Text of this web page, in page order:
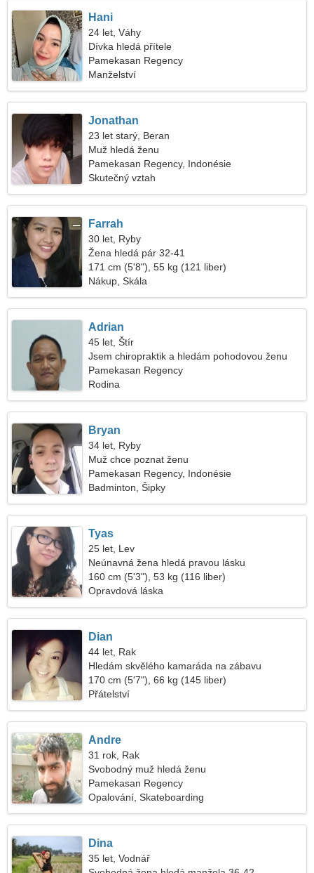
Hani
24 let, Váhy
Dívka hledá přítele
Pamekasan Regency
Manželství
Jonathan
23 let starý, Beran
Muž hledá ženu
Pamekasan Regency, Indonésie
Skutečný vztah
Farrah
30 let, Ryby
Žena hledá pár 32-41
171 cm (5'8"), 55 kg (121 liber)
Nákup, Skála
Adrian
45 let, Štír
Jsem chiropraktik a hledám pohodovou ženu
Pamekasan Regency
Rodina
Bryan
34 let, Ryby
Muž chce poznat ženu
Pamekasan Regency, Indonésie
Badminton, Šipky
Tyas
25 let, Lev
Neúnavná žena hledá pravou lásku
160 cm (5'3"), 53 kg (116 liber)
Opravdová láska
Dian
44 let, Rak
Hledám skvělého kamaráda na zábavu
170 cm (5'7"), 66 kg (145 liber)
Přátelství
Andre
31 rok, Rak
Svobodný muž hledá ženu
Pamekasan Regency
Opalování, Skateboarding
Dina
35 let, Vodnář